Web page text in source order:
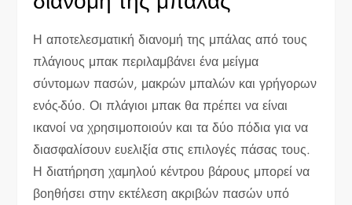
Η αποτελεσματική διανομή της μπάλας από τους
πλάγιους μπακ περιλαμβάνει ένα μείγμα
σύντομων πασών, μακρών μπαλών και γρήγορων
ενός-δύο. Οι πλάγιοι μπακ θα πρέπει να είναι
ικανοί να χρησιμοποιούν και τα δύο πόδια για να
διασφαλίσουν ευελιξία στις επιλογές πάσας τους.
Η διατήρηση χαμηλού κέντρου βάρους μπορεί να
βοηθήσει στην εκτέλεση ακριβών πασών υπό